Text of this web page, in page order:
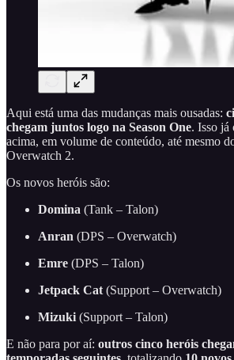
Aqui está uma das mudanças mais ousadas:
chegam juntos logo na Season One. Isso já
acima, em volume de conteúdo, até mesmo
Overwatch 2.
Os novos heróis são:
Domina (Tank – Talon)
Anran (DPS – Overwatch)
Emre (DPS – Talon)
Jetpack Cat (Support – Overwatch)
Mizuki (Support – Talon)
E não para por aí: outros cinco heróis